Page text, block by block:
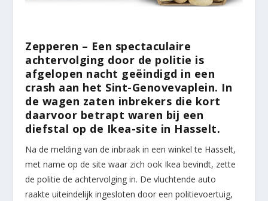
Zepperen – Een spectaculaire
achtervolging door de politie is
afgelopen nacht geëindigd in een
crash aan het Sint-Genovevaplein. In
de wagen zaten inbrekers die kort
daarvoor betrapt waren bij een
diefstal op de Ikea-site in Hasselt.
Na de melding van de inbraak in een winkel te Hasselt,
met name op de site waar zich ook Ikea bevindt, zette
de politie de achtervolging in. De vluchtende auto
raakte uiteindelijk ingesloten door een politievoertuig,